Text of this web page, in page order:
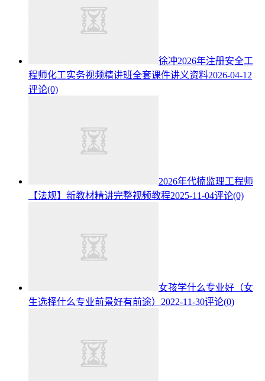
徐冲2026年注册安全工
程师化工实务视频精讲班全套课件讲义资料2026-04-12
评论(0)
2026年代楠监理工程师
【法规】新教材精讲完整视频教程2025-11-04评论(0)
女孩学什么专业好（女
生选择什么专业前景好有前途） 2022-11-30评论(0)